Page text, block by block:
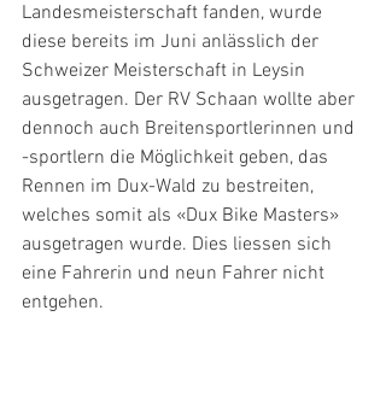
Landesmeisterschaft fanden, wurde
diese bereits im Juni anlässlich der
Schweizer Meisterschaft in Leysin
ausgetragen. Der RV Schaan wollte aber
dennoch auch Breitensportlerinnen und
-sportlern die Möglichkeit geben, das
Rennen im Dux-Wald zu bestreiten,
welches somit als «Dux Bike Masters»
ausgetragen wurde. Dies liessen sich
eine Fahrerin und neun Fahrer nicht
entgehen.